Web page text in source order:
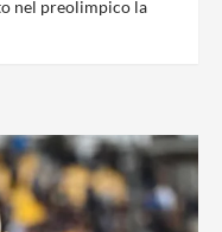
nel preolimpico la